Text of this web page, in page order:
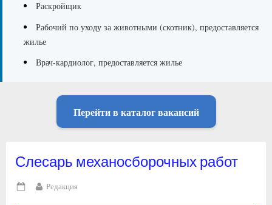
Раскройщик
Рабочий по уходу за животными (скотник), предоставляется
жилье
Врач-кардиолог, предоставляется жилье
Перейти в каталог вакансий
Слесарь механосборочных работ
Posted
By
Редакция